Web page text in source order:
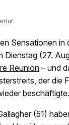
Sensationen in
Dienstag (27.
Reunion– und
der die
beschäftigte.
(51)